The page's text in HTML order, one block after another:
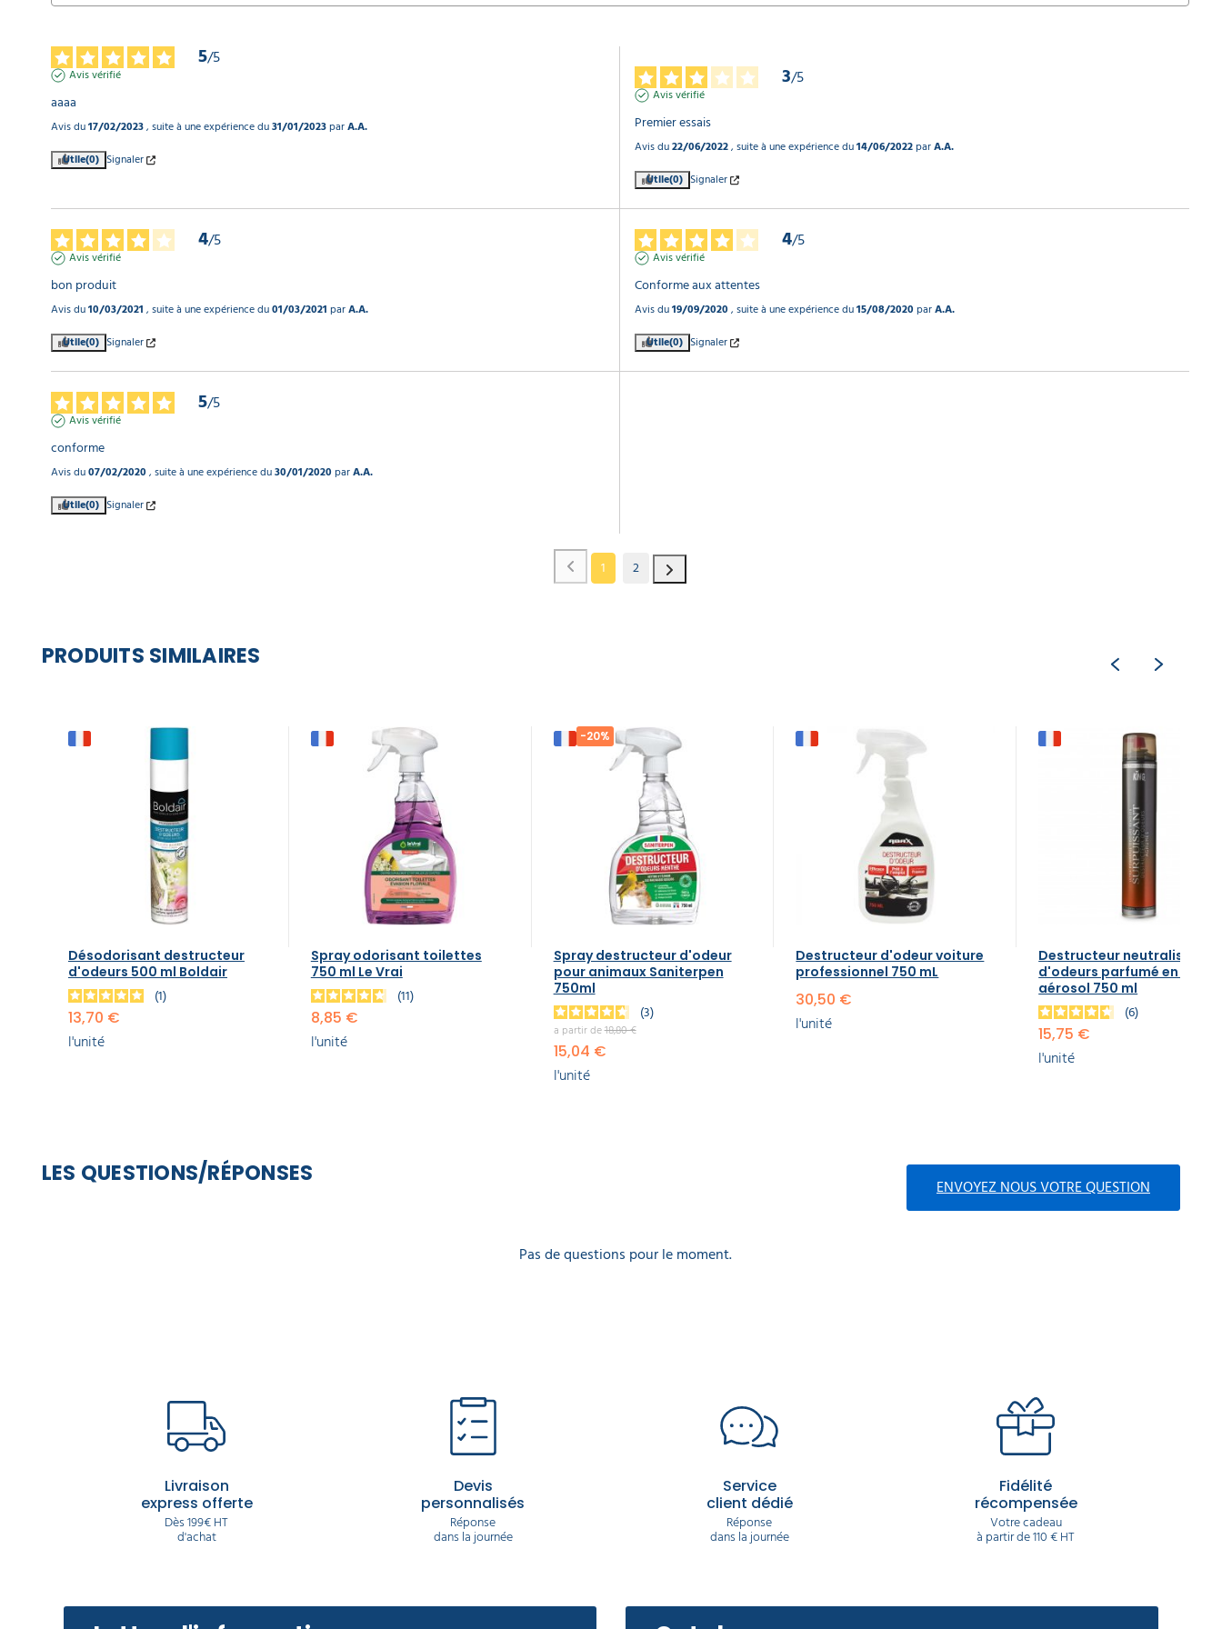
PRODUITS SIMILAIRES
Désodorisant destructeur
d'odeurs 500 ml Boldair
1
13,70 €
l'unité
Spray odorisant toilettes
750 ml Le Vrai
11
8,85 €
l'unité
-20%
Spray destructeur d'odeur
pour animaux Saniterpen
750ml
3
a partir de18,80 €
15,04 €
l'unité
Destructeur d'odeur voiture
professionnel 750 mL
30,50 €
l'unité
Destructeur neutralisant
d'odeurs parfumé en
aérosol 750 ml
6
15,75 €
l'unité
LES QUESTIONS/RÉPONSES ENVOYEZ NOUS VOTRE QUESTION
Pas de questions pour le moment.
5/5
Avis vérifié
aaaa
Avis du17/02/2023, suite à une expérience du31/01/2023parA.A.
Utile(0) Signaler
3/5
Avis vérifié
Premier essais
Avis du22/06/2022, suite à une expérience du14/06/2022parA.A.
Utile(0) Signaler
4/5
Avis vérifié
bon produit
Avis du10/03/2021 , suite à une expérience du01/03/2021 parA.A.
Utile(0) Signaler
4/5
Avis vérifié
Conforme aux attentes
Avis du19/09/2020 , suite à une expérience du15/08/2020 parA.A.
Utile(0) Signaler
5/5
Avis vérifié
conforme
Avis du07/02/2020 , suite à une expérience du30/01/2020 parA.A.
Utile(0) Signaler
1 2
Livraison
express offerte
Dès 199€ HT
d'achat
Devis
personnalisés
Réponse
dans la journée
Service
client dédié
Réponse
dans la journée
Fidélité
récompensée
Votre cadeau
à partir de 110 € HT